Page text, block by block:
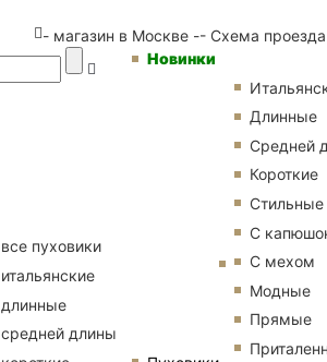
- магазин в Москве -- Схема
Новинки
Длинные
Средней
Короткие
Стильные
С
С мехом
Модные
Прямые
все пуховики
итальянские
длинные
средней длины